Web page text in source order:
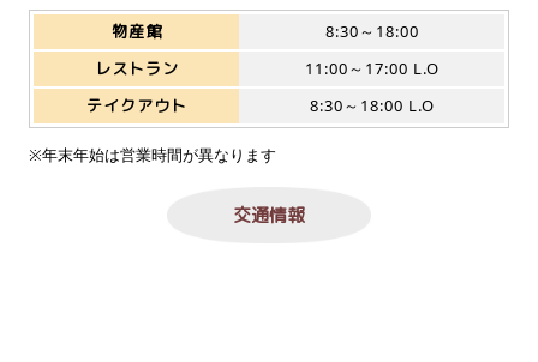
物産館
8:30～18:00
レストラン
11:00～17:00 L.O
テイクアウト
8:30～18:00 L.O
※年末年始は営業時間が異なります
交通情報